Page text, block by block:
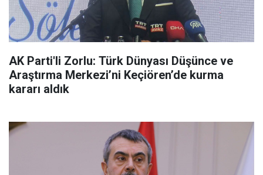
AK Parti'li Zorlu: Türk Dünyası Düşünce ve
Araştırma Merkezi’ni Keçiören’de kurma
kararı aldık